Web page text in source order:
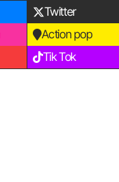
Twitter
Action pop
Tik Tok